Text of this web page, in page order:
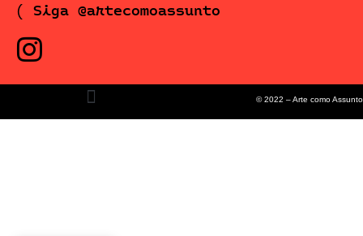
( Siga @artecomoassunto
© 2022 – Arte como Assunto